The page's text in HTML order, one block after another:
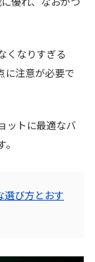
くなりすぎる
に注意が必要で
ットに最適なバ
選び方とおす